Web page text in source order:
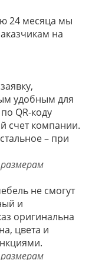
24 месяца мы
на
удобным для
QR-коду
счет компании.
– при
не смогут
и
оригинальна
цвета и